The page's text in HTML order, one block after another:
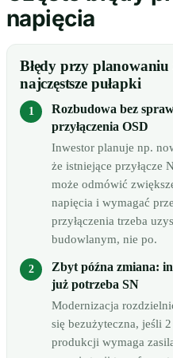
napięcia
Błędy przy
najczęstsze pułapki
Rozbudowa bez
przyłączenia OSD
Inwestor planuje np.
że istniejące przyłącze
może odmówić
napięcia i wymagać
przyłączenia trzeba
budowlanym, nie po.
Zbyt późna zmiana:
już potrzeba SN
Modernizacja
się bezużyteczna, jeśli
produkcji wymaga